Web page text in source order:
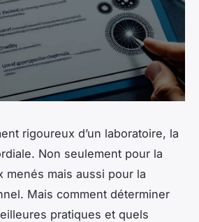
rigoureux d’un laboratoire, la
Non seulement pour la
menés mais aussi pour la
Mais comment déterminer
pratiques et quels